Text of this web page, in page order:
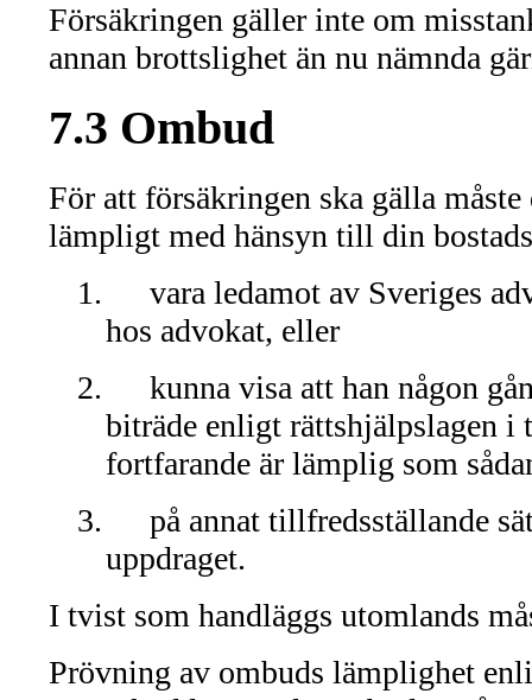
Försäkringen gäller inte om
annan brottslighet än nu nämnda
7.3 Ombud
För att försäkringen ska gälla
lämpligt med hänsyn till din
1.
vara ledamot av Sveriges
hos advokat, eller
2.
kunna visa att han någon
biträde enligt rättshjälpslagen i
fortfarande är lämplig som
3.
på annat tillfredsställande
uppdraget.
I tvist som handläggs utomlands
Prövning av ombuds lämplighet